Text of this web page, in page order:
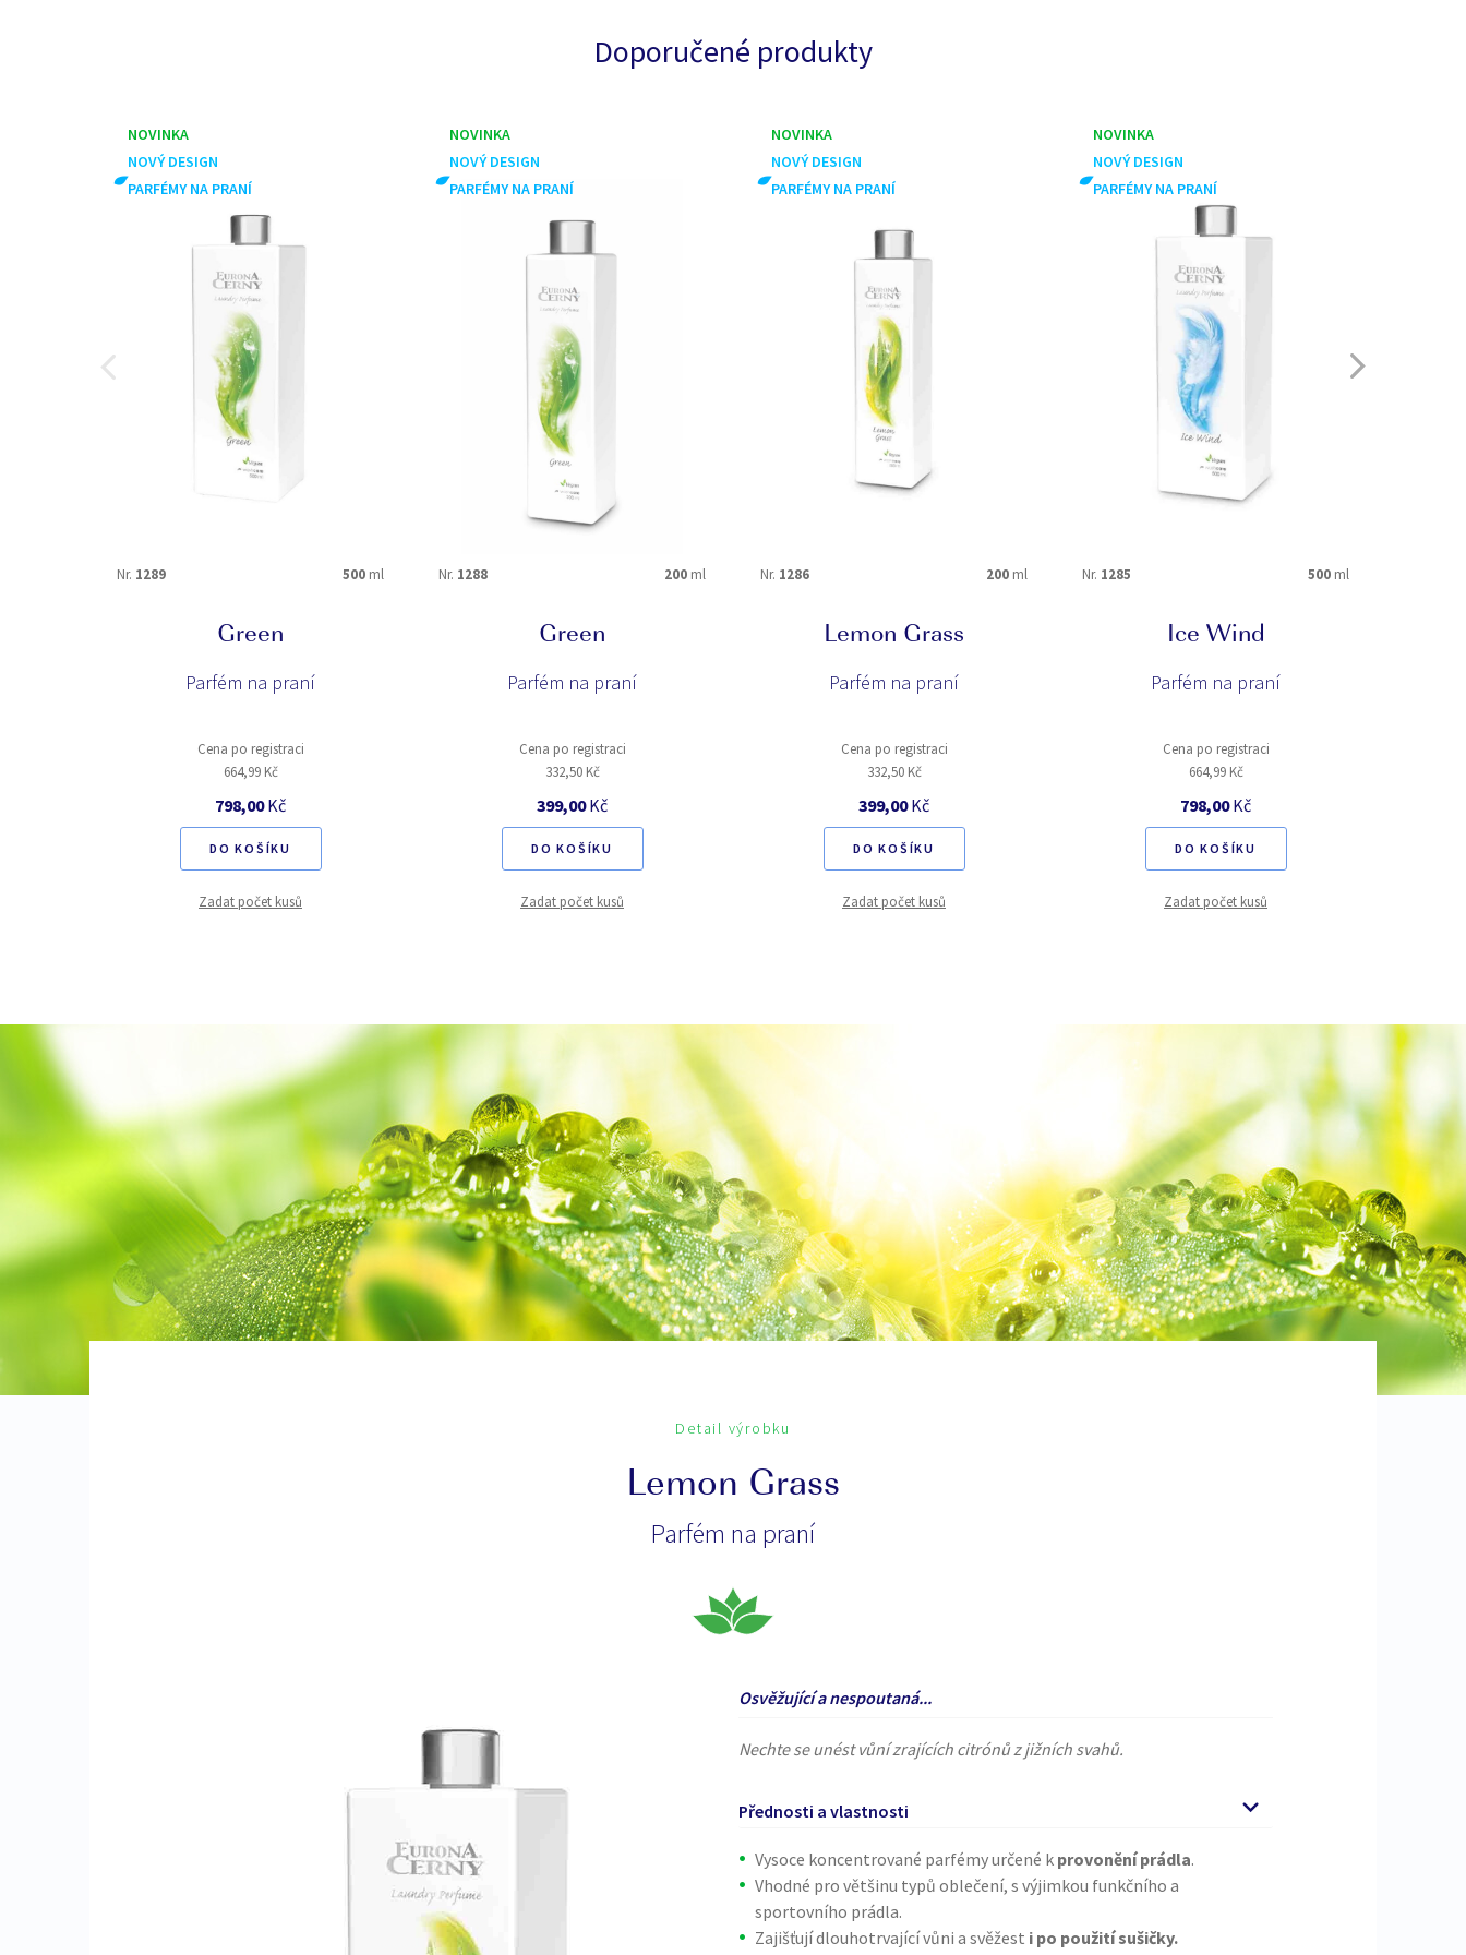
Doporučené produkty
NOVINKA
NOVÝ DESIGN
PARFÉMY NA PRANÍ
Nr. 1289 500 ml
Green
Parfém na praní
Cena po registraci
664,99 Kč
798,00Kč
DO KOŠÍKU
Zadat počet kusů
NOVINKA
NOVÝ DESIGN
PARFÉMY NA PRANÍ
Nr. 1288 200 ml
Green
Parfém na praní
Cena po registraci
332,50 Kč
399,00Kč
DO KOŠÍKU
Zadat počet kusů
NOVINKA
NOVÝ DESIGN
PARFÉMY NA PRANÍ
Nr. 1286 200 ml
Lemon Grass
Parfém na praní
Cena po registraci
332,50 Kč
399,00Kč
DO KOŠÍKU
Zadat počet kusů
NOVINKA
NOVÝ DESIGN
PARFÉMY NA PRANÍ
Nr. 1285 500 ml
Ice Wind
Parfém na praní
Cena po registraci
664,99 Kč
798,00Kč
DO KOŠÍKU
Zadat počet kusů
Detail výrobku
Lemon Grass
Parfém na praní
Osvěžující a nespoutaná...
Nechte se unést vůní zrajících citrónů z jižních svahů.
Přednosti a vlastnosti
Vysoce koncentrované parfémy určené k provonění prádla.
Vhodné pro většinu typů oblečení, s výjimkou funkčního a
sportovního prádla.
Zajišťují dlouhotrvající vůni a svěžest i po použití sušičky.